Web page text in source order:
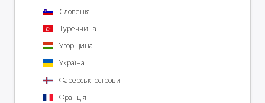
Словенія
Туреччина
Угорщина
Україна
Фарерські острови
Франція